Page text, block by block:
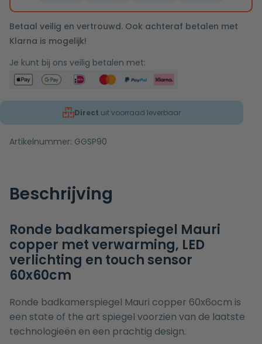
Betaal veilig en vertrouwd. Ook achteraf betalen met
Klarna is mogelijk!
Je kunt bij ons veilig betalen met:
Direct uit voorraad leverbaar
Artikelnummer: GGSP90
Beschrijving
Ronde badkamerspiegel Mauri
copper met verwarming, LED
verlichting en touch sensor
60x60cm
Ronde badkamerspiegel Mauri copper 60x6ocm is
een state of the art spiegel voorzien van de laatste
technologieën en een prachtig design.